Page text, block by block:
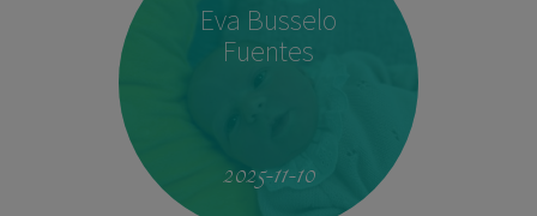
Eva Busselo
Fuentes
2025-11-10